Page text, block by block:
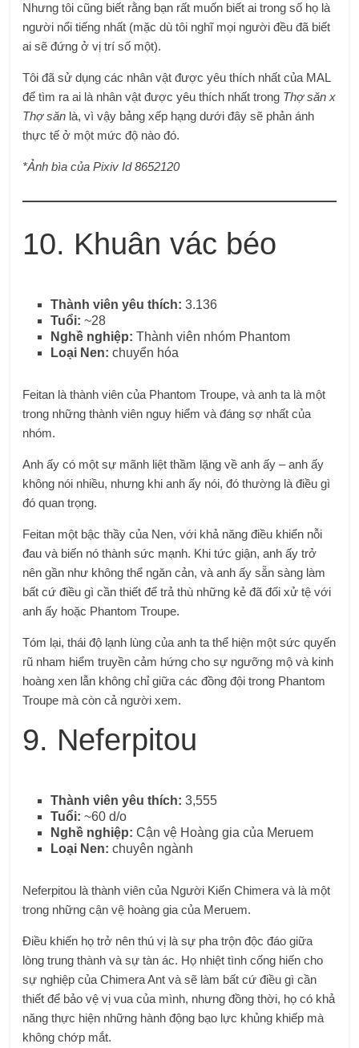
Nhưng tôi cũng biết rằng bạn rất muốn biết ai trong số họ là
người nổi tiếng nhất (mặc dù tôi nghĩ mọi người đều đã biết
ai sẽ đứng ở vị trí số một).
Tôi đã sử dụng các nhân vật được yêu thích nhất của MAL
để tìm ra ai là nhân vật được yêu thích nhất trong Thợ săn x
Thợ săn là, vì vậy bảng xếp hạng dưới đây sẽ phản ánh
thực tế ở một mức độ nào đó.
*Ảnh bìa của Pixiv Id 8652120
10. Khuân vác béo
Thành viên yêu thích: 3.136
Tuổi:~28
Nghề nghiệp:Thành viên nhóm Phantom
Loại Nen:chuyển hóa
Feitan là thành viên của Phantom Troupe, và anh ta là một
trong những thành viên nguy hiểm và đáng sợ nhất của
nhóm.
Anh ấy có một sự mãnh liệt thầm lặng về anh ấy – anh ấy
không nói nhiều, nhưng khi anh ấy nói, đó thường là điều gì
đó quan trọng.
Feitan một bậc thầy của Nen, với khả năng điều khiển nỗi
đau và biến nó thành sức mạnh. Khi tức giận, anh ấy trở
nên gần như không thể ngăn cản, và anh ấy sẵn sàng làm
bất cứ điều gì cần thiết để trả thù những kẻ đã đối xử tệ với
anh ấy hoặc Phantom Troupe.
Tóm lại, thái độ lạnh lùng của anh ta thể hiện một sức quyến
rũ nham hiểm truyền cảm hứng cho sự ngưỡng mộ và kinh
hoàng xen lẫn không chỉ giữa các đồng đội trong Phantom
Troupe mà còn cả người xem.
9. Neferpitou
Thành viên yêu thích: 3,555
Tuổi:~60 d/o
Nghề nghiệp:Cận vệ Hoàng gia của Meruem
Loại Nen:chuyên ngành
Neferpitou là thành viên của Người Kiến Chimera và là một
trong những cận vệ hoàng gia của Meruem.
Điều khiến họ trở nên thú vị là sự pha trộn độc đáo giữa
lòng trung thành và sự tàn ác. Họ nhiệt tình cống hiến cho
sự nghiệp của Chimera Ant và sẽ làm bất cứ điều gì cần
thiết để bảo vệ vị vua của mình, nhưng đồng thời, họ có khả
năng thực hiện những hành động bạo lực khủng khiếp mà
không chớp mắt.